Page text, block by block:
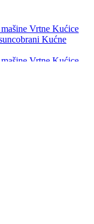
Vrtne Kućice
Kućne
Vrtne Kućice